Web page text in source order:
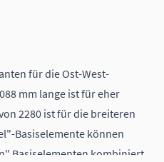
für die Ost-West-
mm lange ist für eher
2280 ist für die breiteren
Basiselemente können
Basiselementen kombiniert